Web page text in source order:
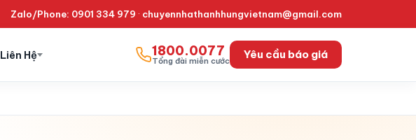
Zalo/Phone: 0901 334 979 · chuyennhathanhhungvietnam@gmail.com
Liên Hệ 1800.0077
Tổng đài miễn cước Yêu cầu báo giá